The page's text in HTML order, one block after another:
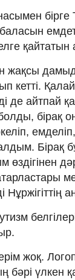
жақсы
кетті.
де айтпай
бірақ
Бірақ
өздігінен
жоқ.
бәрі үлкен